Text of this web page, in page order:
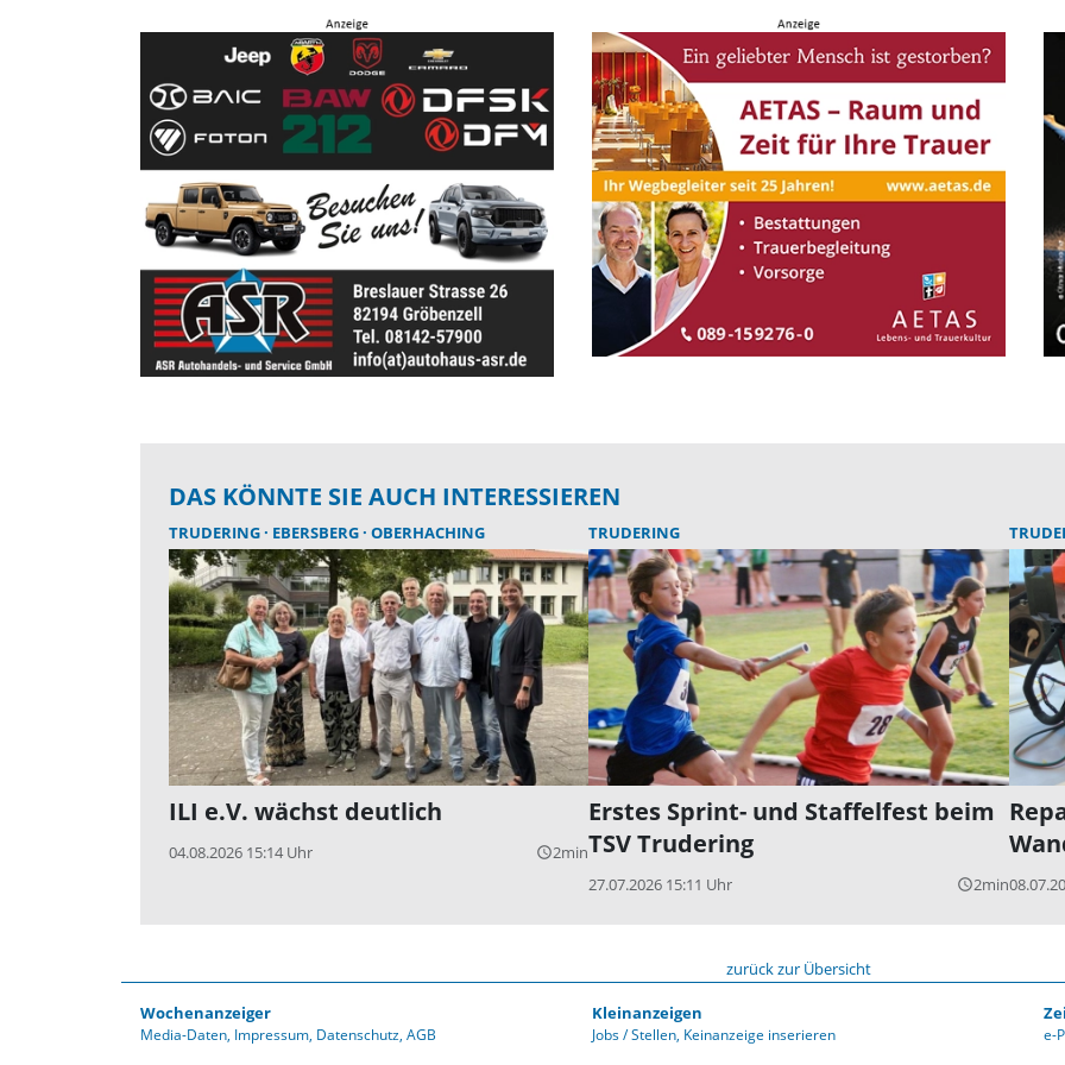
DAS KÖNNTE SIE AUCH INTERESSIEREN
TRUDERING EBERSBERG OBERHACHING
ILI e.V. wächst deutlich
04.08.2026 15:14 Uhr query_builder2min
TRUDERING
Erstes Sprint- und Staffelfest beim
TSV Trudering
27.07.2026 15:11 Uhr query_builder2min
zurück zur Übersicht
Wochenanzeiger
Media-Daten Impressum Datenschutz AGB
Kleinanzeigen
Jobs / Stellen Keinanzeige inserieren e-